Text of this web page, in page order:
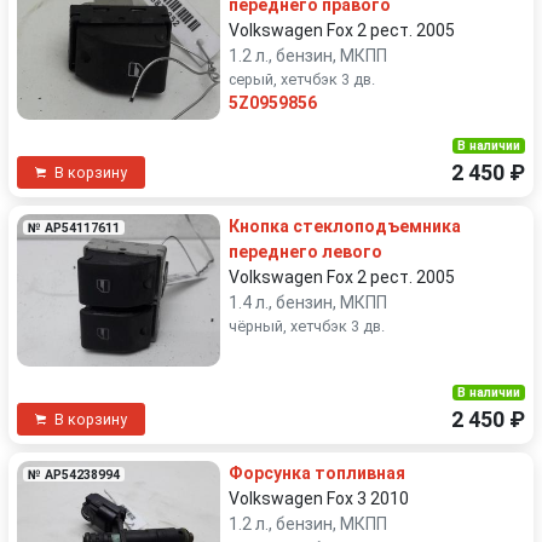
переднего правого
Volkswagen Fox 2 рест. 2005
1.2 л., бензин, МКПП
серый, хетчбэк 3 дв.
5Z0959856
В корзину
В наличии
2 450 ₽
№ AP54117611
Кнопка стеклоподъемника
переднего левого
Volkswagen Fox 2 рест. 2005
1.4 л., бензин, МКПП
чёрный, хетчбэк 3 дв.
В корзину
В наличии
2 450 ₽
№ AP54238994
Форсунка топливная
Volkswagen Fox 3 2010
1.2 л., бензин, МКПП